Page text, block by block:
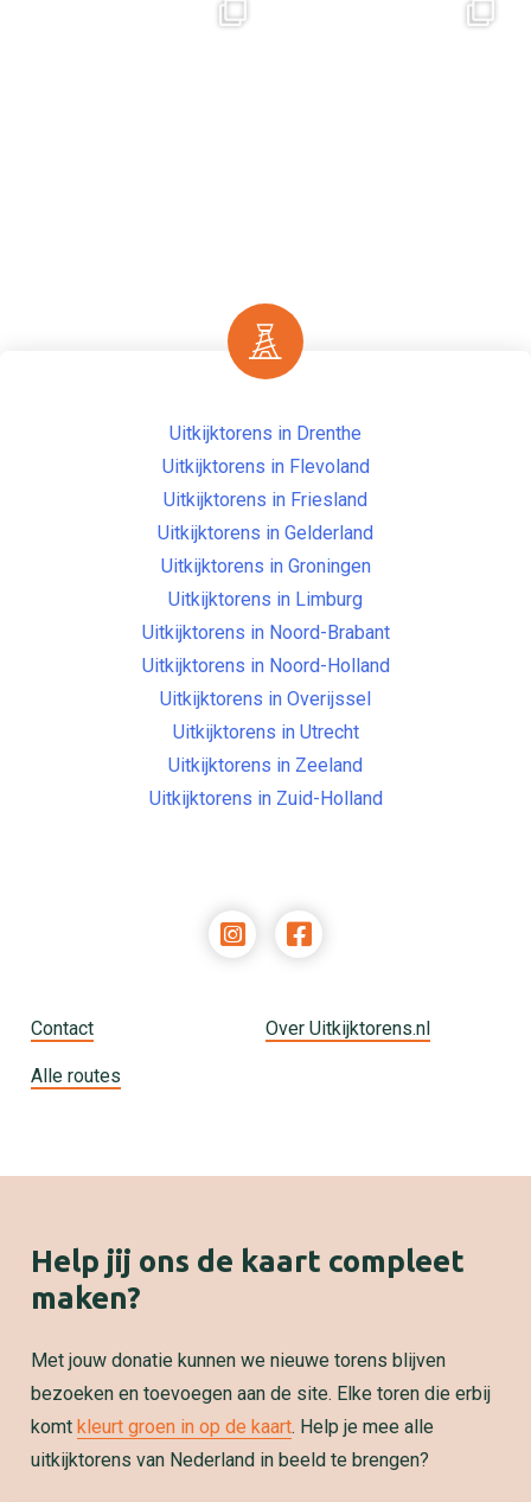
Contact Over Uitkijktorens.nl
Alle routes
Uitkijktorens in Drenthe
Uitkijktorens in Flevoland
Uitkijktorens in Friesland
Uitkijktorens in Gelderland
Uitkijktorens in Groningen
Uitkijktorens in Limburg
Uitkijktorens in Noord-Brabant
Uitkijktorens in Noord-Holland
Uitkijktorens in Overijssel
Uitkijktorens in Utrecht
Uitkijktorens in Zeeland
Uitkijktorens in Zuid-Holland
Help jij ons de kaart compleet
maken?
Met jouw donatie kunnen we nieuwe torens blijven
bezoeken en toevoegen aan de site. Elke toren die erbij
komt kleurt groen in op de kaart. Help je mee alle
uitkijktorens van Nederland in beeld te brengen?